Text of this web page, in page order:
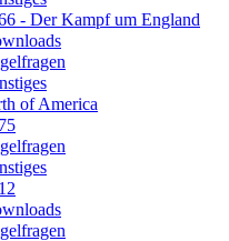
- Der Kampf um England
of America